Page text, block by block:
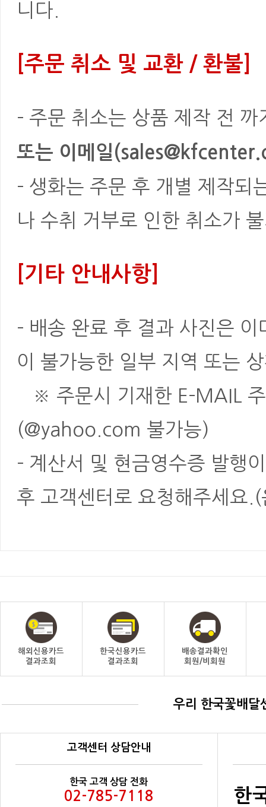
니다.
[주문 취소 및 교환 / 환불]
- 주문 취소는 상품 제작 전
또는 이메일
- 생화는 주문 후 개별 제작되
나 수취 거부로 인한 취소가
[기타 안내사항]
- 배송 완료 후 결과 사진은
이 불가능한 일부 지역 또는
※ 주문시 기재한 E-MAIL 주
(@yahoo.com 불가능)
- 계산서 및 현금영수증 발행
후 고객센터로 요청해주세요
해외신용카드
결과조회
한국신용카드
결과조회
배송결과확인
회원/비회원
우리 한국꽃배달
고객센터 상담안내
한국 고객 상담 전화
02-785-7118
한